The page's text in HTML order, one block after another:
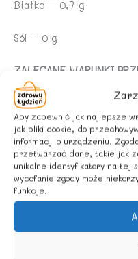
Aby zapewnić jak najlepsze
jak pliki cookie, do
informacji o urządzeniu.
przetwarzać dane, takie jak
unikalne identyfikatory na tej
wycofanie zgody może
funkcje.
Białko – 0,7 g
Sól – 0 g
ZALECANE WARUNKI
Przechowywać w
10 dni.
KRAJ POCHODZENIA
Rolnictwo spoza UE
Podobne